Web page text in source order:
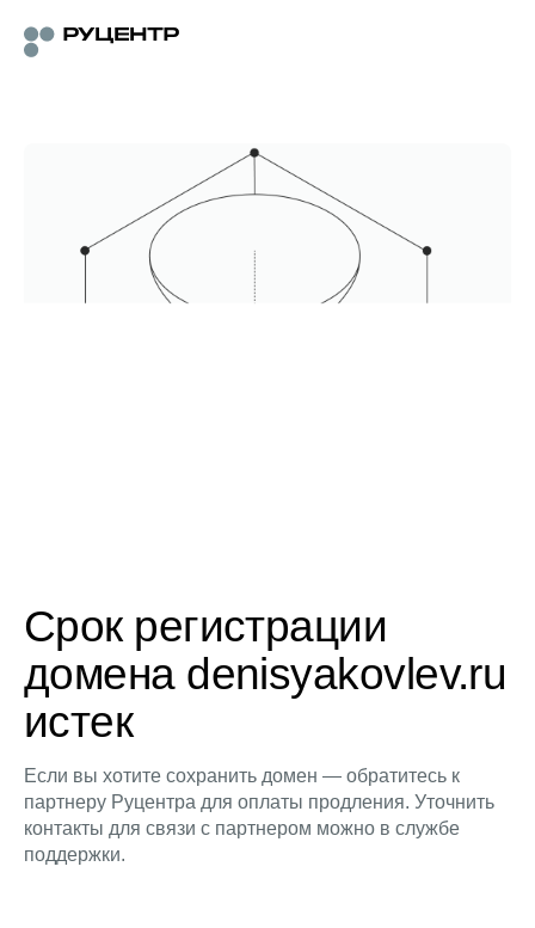
Срок регистрации
домена denisyakovlev.ru
истек
Если вы хотите сохранить домен — обратитесь к
партнеру Руцентра для оплаты продления. Уточнить
контакты для связи с партнером можно в службе
поддержки.